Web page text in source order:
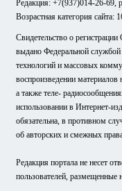
Редакция: +7(937)014-26-69,
Возрастная категория сайта:
Свидетельство о
выдано Федеральной
технологий и массовых
воспроизведении материалов
а также теле-
использовании в Интернет-
обязательна, в противном
об авторских и смежных
Редакция портала не несет
пользователей, размещенные